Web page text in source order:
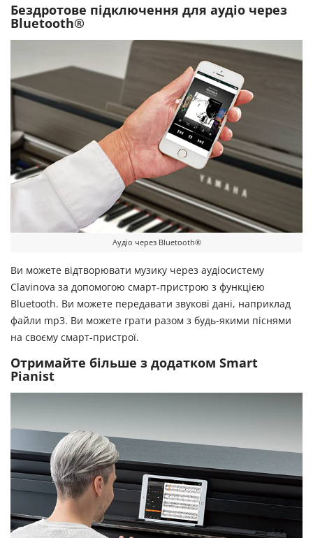
Бездротове підключення для аудіо через
Bluetooth®
Аудіо через Bluetooth®
Ви можете відтворювати музику через аудіосистему
Clavinova за допомогою смарт-пристрою з функцією
Bluetooth. Ви можете передавати звукові дані, наприклад
файли mp3. Ви можете грати разом з будь-якими піснями
на своєму смарт-пристрої.
Отримайте більше з додатком Smart
Pianist